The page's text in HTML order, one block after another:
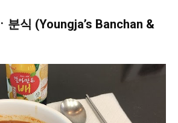
분식 (Youngja’s Banchan &